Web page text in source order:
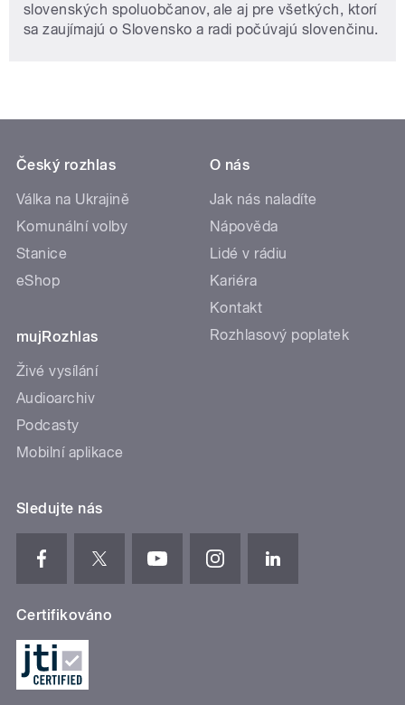
slovenských spoluobčanov, ale aj pre všetkých, ktorí
sa zaujímajú o Slovensko a radi počúvajú slovenčinu.
Český rozhlas
Válka na Ukrajině
Komunální volby
Stanice
eShop
mujRozhlas
Živé vysílání
Audioarchiv
Podcasty
Mobilní aplikace
O nás
Jak nás naladíte
Nápověda
Lidé v rádiu
Kariéra
Kontakt
Rozhlasový poplatek
Sledujte nás
Certifikováno